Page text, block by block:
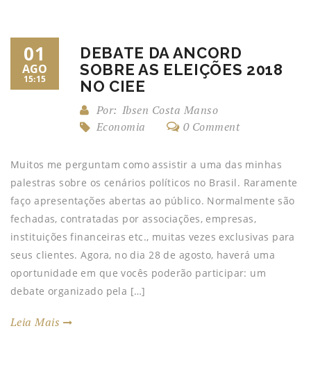
01
AGO
15:15
DEBATE DA ANCORD
SOBRE AS ELEIÇÕES 2018
NO CIEE
Por: Ibsen Costa Manso
Economia
0 Comment
Muitos me perguntam como assistir a uma das minhas
palestras sobre os cenários políticos no Brasil. Raramente
faço apresentações abertas ao público. Normalmente são
fechadas, contratadas por associações, empresas,
instituições financeiras etc., muitas vezes exclusivas para
seus clientes. Agora, no dia 28 de agosto, haverá uma
oportunidade em que vocês poderão participar: um
debate organizado pela […]
Leia Mais